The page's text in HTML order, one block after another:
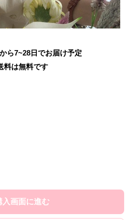
ら7~28日でお届け予定
料は無料です
入画面に進む